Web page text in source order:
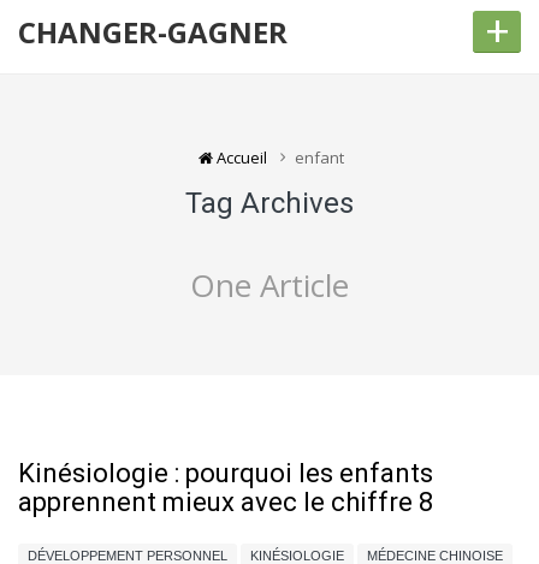
CHANGER-GAGNER +
Accueil enfant
Tag Archives
One Article
Kinésiologie : pourquoi les enfants
apprennent mieux avec le chiffre 8
DÉVELOPPEMENT PERSONNEL KINÉSIOLOGIE
MÉDECINE CHINOISE